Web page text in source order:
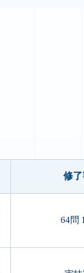
修
64問